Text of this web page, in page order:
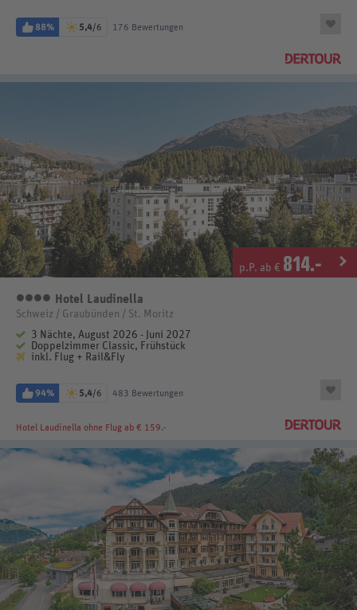
88% 5,4/6 176 Bewertungen
p.P. ab € 814.-
4 Sterne
Hotel Laudinella
Schweiz / Graubünden / St. Moritz
3 Nächte, August 2026 - Juni 2027
Doppelzimmer Classic, Frühstück
inkl. Flug + Rail&Fly
94% 5,4/6 483 Bewertungen
Hotel Laudinella ohne Flug ab € 159.-